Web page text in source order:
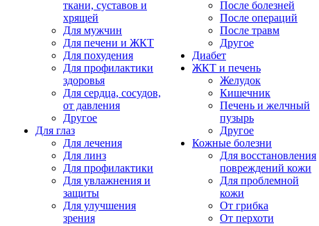
ткани, суставов и
хрящей
Для мужчин
Для печени и ЖКТ
Для похудения
Для профилактики
здоровья
Для сердца, сосудов,
от давления
Другое
Для глаз
Для лечения
Для линз
Для профилактики
Для увлажнения и
защиты
Для улучшения
зрения
После болезней
После операций
После травм
Другое
Диабет
ЖКТ и печень
Желудок
Кишечник
Печень и желчный
пузырь
Другое
Кожные болезни
Для восстановления
повреждений кожи
Для проблемной
кожи
От грибка
От перхоти